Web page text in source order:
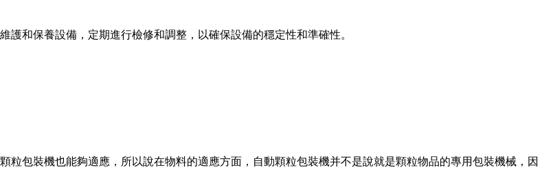
和保養設備，定期進行檢修和調整，以確保設備的穩定性和準確性。
包裝機也能夠適應，所以說在物料的適應方面，自動顆粒包裝機并不是說就是顆粒物品的專用包裝機械，因